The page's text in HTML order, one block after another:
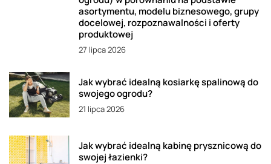
asortymentu, modelu biznesowego, grupy
docelowej, rozpoznawalności i oferty
produktowej
27 lipca 2026
Jak wybrać idealną kosiarkę spalinową do
swojego ogrodu?
21 lipca 2026
Jak wybrać idealną kabinę prysznicową do
swojej łazienki?